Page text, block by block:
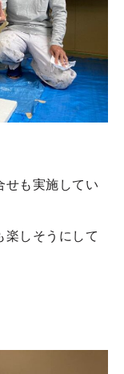
せも実施してい
楽しそうにして